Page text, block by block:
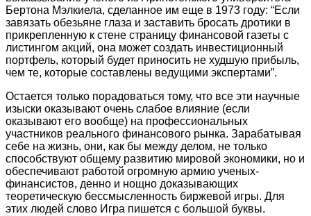
Бертона Мэлкиела, сделанное им еще в 1973 году: “Если
завязать обезьяне глаза и заставить бросать дротики в
прикрепленную к стене страницу финансовой газеты с
листингом акций, она может создать инвестиционный
портфель, который будет приносить не худшую прибыль,
чем те, которые составлены ведущими экспертами”.
Остается только порадоваться тому, что все эти научные
изыски оказывают очень слабое влияние (если
оказывают его вообще) на профессиональных
участников реального финансового рынка. Зарабатывая
себе на жизнь, они, как бы между делом, не только
способствуют общему развитию мировой экономики, но и
обеспечивают работой огромную армию ученых-
финансистов, денно и нощно доказывающих
теоретическую бессмысленность биржевой игры. Для
этих людей слово Игра пишется с большой буквы.